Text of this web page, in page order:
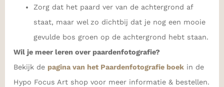
Zorg dat het paard ver van de achtergrond af
staat, maar wel zo dichtbij dat je nog een mooie
gevulde bos groen op de achtergrond hebt staan.
Wil je meer leren over paardenfotografie?
Bekijk de pagina van het Paardenfotografie boekin de
Hypo Focus Art shop voor meer informatie & bestellen.